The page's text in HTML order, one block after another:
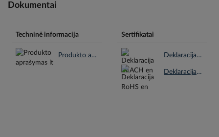
Dokumentai
Techninė informacija
Produkto aprašymas lt.pdf
Sertifikatai
Deklaracija REACH en.pdf
Deklaracija RoHS en.pdf